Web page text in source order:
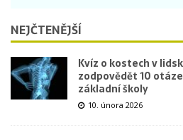
NEJČTENĚJŠÍ
Kvíz o kostech v
zodpovědět 10
základní školy
10. února 2026